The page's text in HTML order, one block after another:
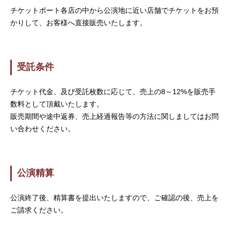
チケットポート各店の中から公演地に近い店舗でチケットをお預
かりして、お客様へ直接販売いたします。
受託条件
チケット代金、及び受託枚数に応じて、売上の8～12%を販売手
数料として頂戴いたします。
販売期間や途中返券、売上経過報告等の方法に関しましてはお問
い合わせください。
公演精算
公演終了後、精算書を提出いたしますので、ご確認の後、売上を
ご請求ください。